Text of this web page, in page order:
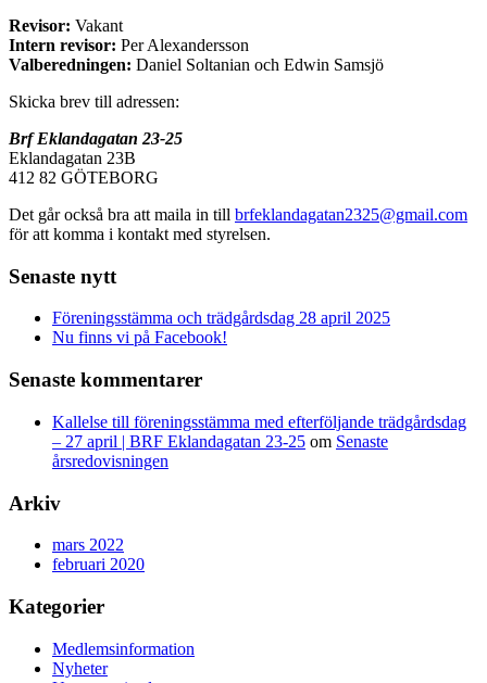
Revisor: Vakant
Intern revisor: Per Alexandersson
Valberedningen: Daniel Soltanian och Edwin Samsjö
Skicka brev till adressen:
Brf Eklandagatan 23-25
Eklandagatan 23B
412 82 GÖTEBORG
Det går också bra att maila in till brfeklandagatan2325@gmail.com
för att komma i kontakt med styrelsen.
Senaste nytt
Föreningsstämma och trädgårdsdag 28 april 2025
Nu finns vi på Facebook!
Senaste kommentarer
Kallelse till föreningsstämma med efterföljande trädgårdsdag
– 27 april | BRF Eklandagatan 23-25 om Senaste
årsredovisningen
Arkiv
mars 2022
februari 2020
Kategorier
Medlemsinformation
Nyheter